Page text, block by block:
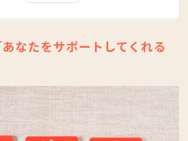
ページ
なたをサポートしてくれる